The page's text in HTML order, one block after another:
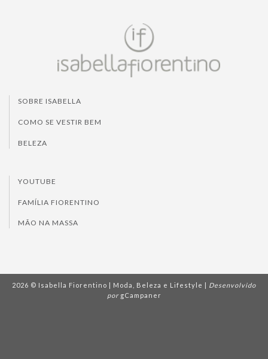
SOBRE ISABELLA
COMO SE VESTIR BEM
BELEZA
YOUTUBE
FAMÍLIA FIORENTINO
MÃO NA MASSA
2026 © Isabella Fiorentino | Moda, Beleza e Lifestyle | Desenvolvido
por gCampaner